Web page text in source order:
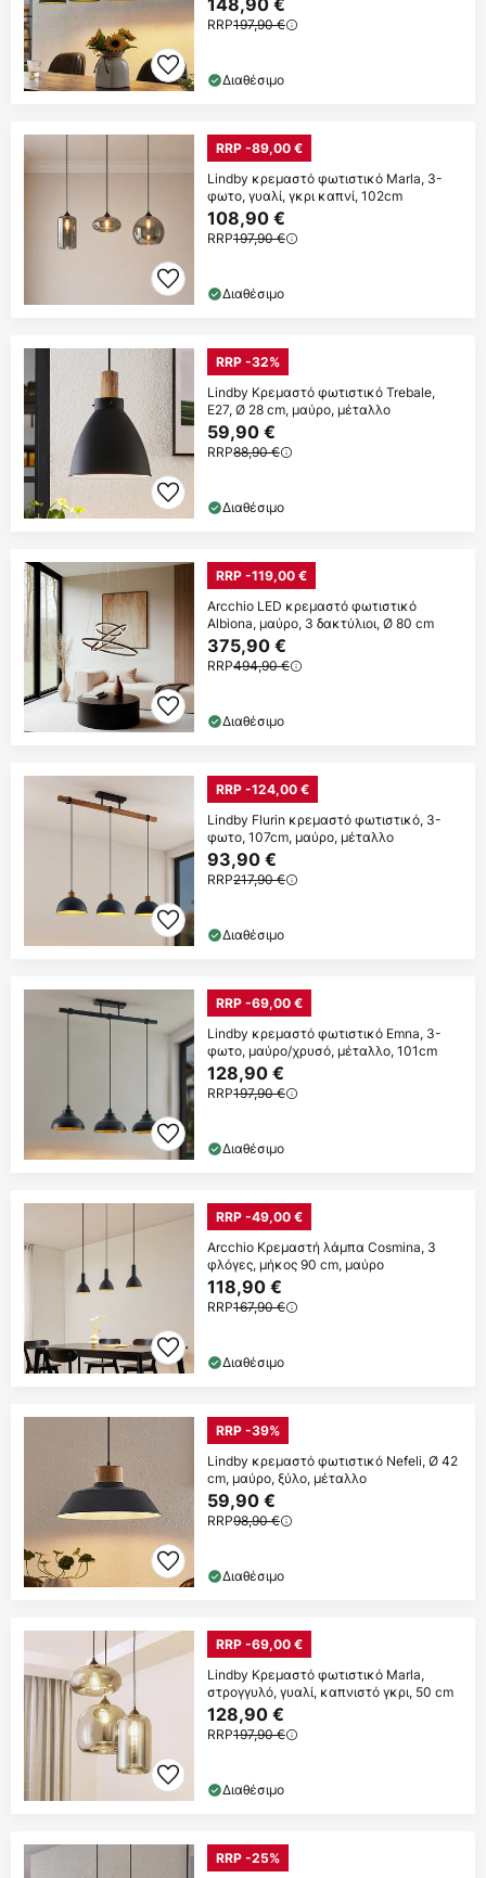
148,90 €
RRP197,90 €
Διαθέσιμο
RRP -89,00 €
Lindby κρεμαστό φωτιστικό Marla, 3-
φωτο, γυαλί, γκρι καπνί, 102cm
108,90 €
RRP197,90 €
Διαθέσιμο
RRP -32%
Lindby Κρεμαστό φωτιστικό Trebale,
E27, Ø 28 cm, μαύρο, μέταλλο
59,90 €
RRP88,90 €
Διαθέσιμο
RRP -119,00 €
Arcchio LED κρεμαστό φωτιστικό
Albiona, μαύρο, 3 δακτύλιοι, Ø 80 cm
375,90 €
RRP494,90 €
Διαθέσιμο
RRP -124,00 €
Lindby Flurin κρεμαστό φωτιστικό, 3-
φωτο, 107cm, μαύρο, μέταλλο
93,90 €
RRP217,90 €
Διαθέσιμο
RRP -69,00 €
Lindby κρεμαστό φωτιστικό Emna, 3-
φωτο, μαύρο/χρυσό, μέταλλο, 101cm
128,90 €
RRP197,90 €
Διαθέσιμο
RRP -49,00 €
Arcchio Κρεμαστή λάμπα Cosmina, 3
φλόγες, μήκος 90 cm, μαύρο
118,90 €
RRP167,90 €
Διαθέσιμο
RRP -39%
Lindby κρεμαστό φωτιστικό Nefeli, Ø 42
cm, μαύρο, ξύλο, μέταλλο
59,90 €
RRP98,90 €
Διαθέσιμο
RRP -69,00 €
Lindby Κρεμαστό φωτιστικό Marla,
στρογγυλό, γυαλί, καπνιστό γκρι, 50 cm
128,90 €
RRP197,90 €
Διαθέσιμο
RRP -25%